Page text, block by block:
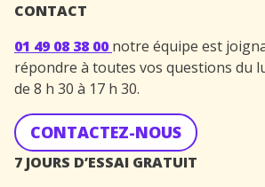
CONTACT
01 49 08 38 00 notre équipe est
répondre à toutes vos questions du
de 8 h 30 à 17 h 30.
CONTACTEZ-NOUS
7 JOURS D’ESSAI GRATUIT